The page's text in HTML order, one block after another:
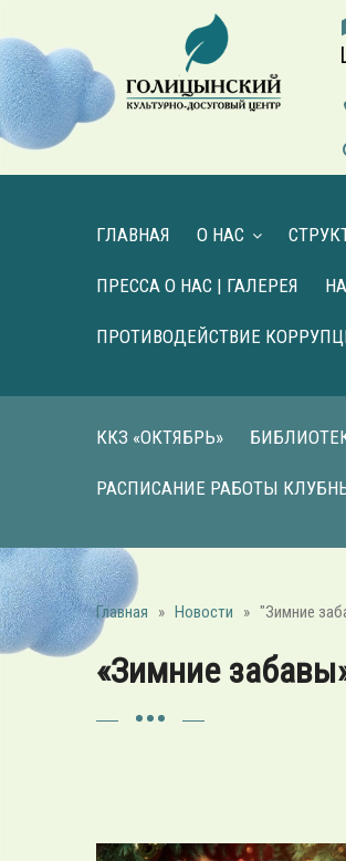
ГЛАВНАЯ О НАС
ПРЕССА О НАС | ГАЛЕРЕЯ
ПРОТИВОДЕЙСТВИЕ
ККЗ «ОКТЯБРЬ»
РАСПИСАНИЕ РАБОТЫ
Главная » Новости » "Зимние
«Зимние